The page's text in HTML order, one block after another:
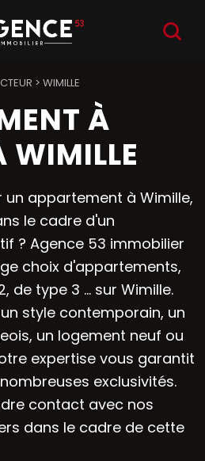
> WIMILLE
À
WIMILLE
un appartement à Wimille,
le cadre d'un
? Agence 53 immobilier
choix d'appartements,
de type 3 ... sur Wimille.
style contemporain, un
un logement neuf ou
expertise vous garantit
exclusivités.
contact avec nos
dans le cadre de cette